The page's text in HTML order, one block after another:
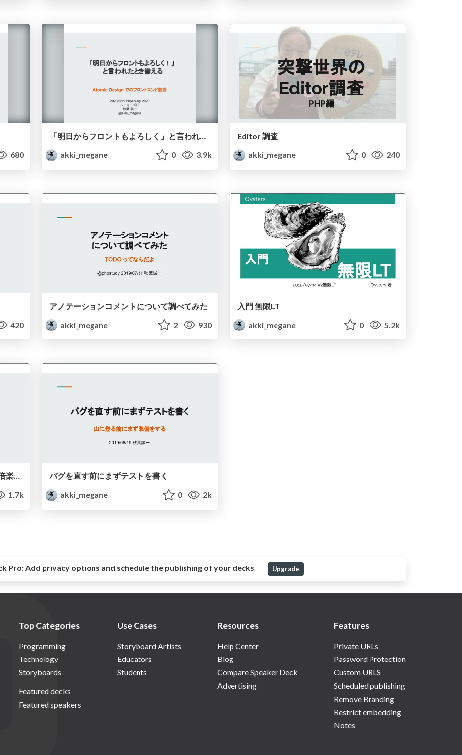
680
「明日からフロントもよろしく」と言われたときに備える Atomic Design
akki_megane
0 3.9k
Editor 調査
akki_megane
0 240
420
アノテーションコメントについて調べてみた
akki_megane
2 930
入門 無限LT
akki_megane
0 5.2k
1.7k
バグを直す前にまずテストを書く
akki_megane
0 2k
Pro:Add privacy options and schedule the publishing of your decks Upgrade
Top Categories
Programming
Technology
Storyboards
Featured decks
Featured speakers
Use Cases
Storyboard Artists
Educators
Students
Resources
Help Center
Blog
Compare Speaker Deck
Advertising
Features
Private URLs
Password Protection
Custom URLS
Scheduled publishing
Remove Branding
Restrict embedding
Notes